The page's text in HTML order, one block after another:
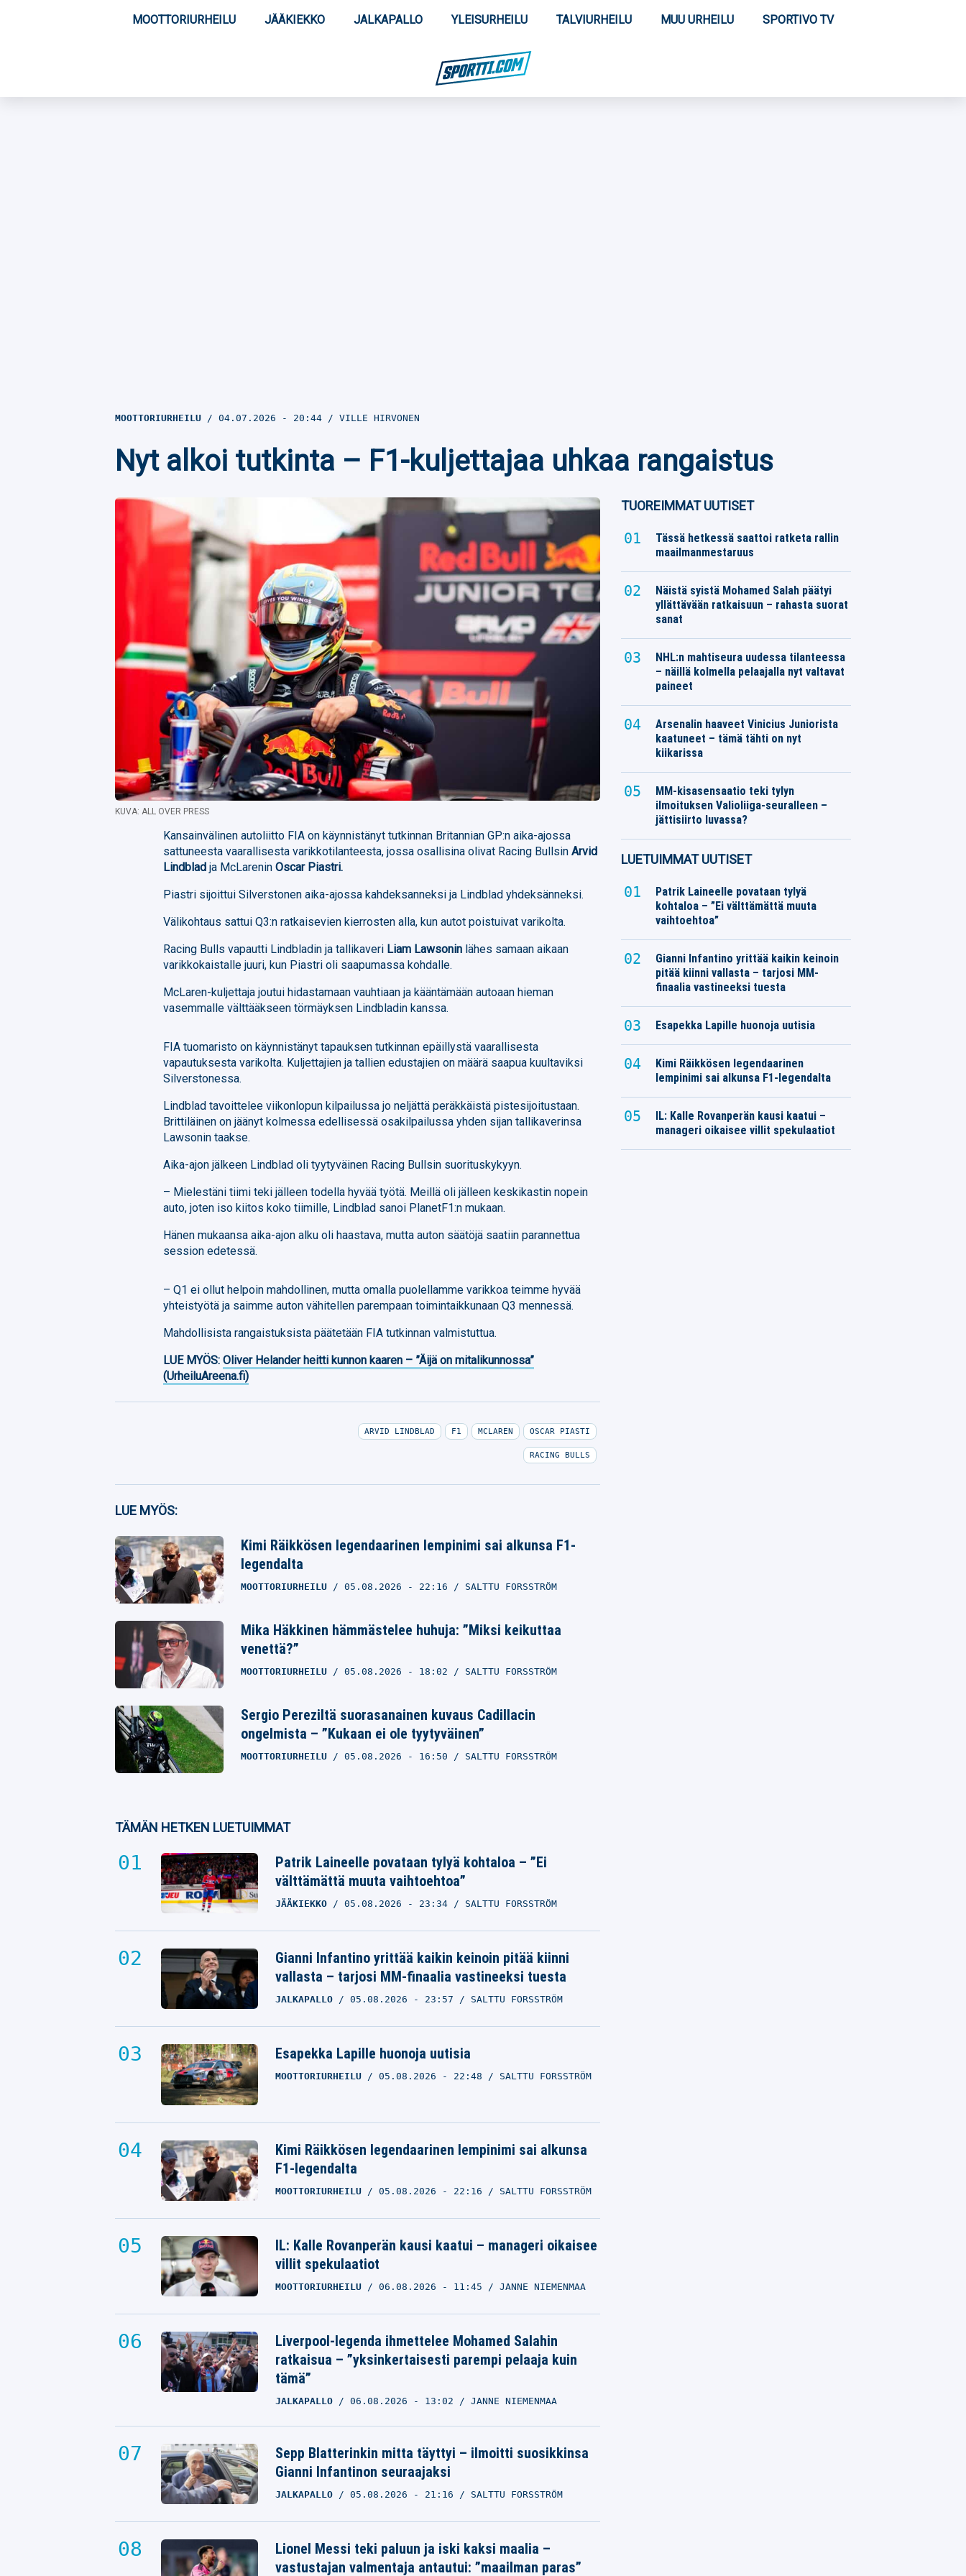
MOOTTORIURHEILU JÄÄKIEKKO JALKAPALLO YLEISURHEILU TALVIURHEILU MUU URHEILU SPORTIVO TV
MOOTTORIURHEILU 04.07.2026 - 20:44 VILLE HIRVONEN
Nyt alkoi tutkinta – F1-kuljettajaa uhkaa rangaistus
KUVA: ALL OVER PRESS
Kansainvälinen autoliitto FIA on käynnistänyt tutkinnan Britannian GP:n aika-ajossa
sattuneesta vaarallisesta varikkotilanteesta, jossa osallisina olivat Racing BullsinArvid
Lindblad ja McLareninOscar Piastri.
Piastri sijoittui Silverstonen aika-ajossa kahdeksanneksi ja Lindblad yhdeksänneksi.
Välikohtaus sattui Q3:n ratkaisevien kierrosten alla, kun autot poistuivat varikolta.
Racing Bulls vapautti Lindbladin ja tallikaveri Liam Lawsonin lähes samaan aikaan
varikkokaistalle juuri, kun Piastri oli saapumassa kohdalle.
McLaren-kuljettaja joutui hidastamaan vauhtiaan ja kääntämään autoaan hieman
vasemmalle välttääkseen törmäyksen Lindbladin kanssa.
FIA tuomaristo on käynnistänyt tapauksen tutkinnan epäillystä vaarallisesta
vapautuksesta varikolta. Kuljettajien ja tallien edustajien on määrä saapua kuultaviksi
Silverstonessa.
Lindblad tavoittelee viikonlopun kilpailussa jo neljättä peräkkäistä pistesijoitustaan.
Brittiläinen on jäänyt kolmessa edellisessä osakilpailussa yhden sijan tallikaverinsa
Lawsonin taakse.
Aika-ajon jälkeen Lindblad oli tyytyväinen Racing Bullsin suorituskykyyn.
– Mielestäni tiimi teki jälleen todella hyvää työtä. Meillä oli jälleen keskikastin nopein
auto, joten iso kiitos koko tiimille, Lindblad sanoi PlanetF1:n mukaan.
Hänen mukaansa aika-ajon alku oli haastava, mutta auton säätöjä saatiin parannettua
session edetessä.
– Q1 ei ollut helpoin mahdollinen, mutta omalla puolellamme varikkoa teimme hyvää
yhteistyötä ja saimme auton vähitellen parempaan toimintaikkunaan Q3 mennessä.
Mahdollisista rangaistuksista päätetään FIA tutkinnan valmistuttua.
LUE MYÖS:Oliver Helander heitti kunnon kaaren – ”Äijä on mitalikunnossa”
(UrheiluAreena.fi)
Whatsapp
ARVID LINDBLAD F1 MCLAREN OSCAR PIASTI
RACING BULLS
LUE MYÖS:
Kimi Räikkösen legendaarinen lempinimi sai alkunsa F1-
legendalta
MOOTTORIURHEILU 05.08.2026 - 22:16 SALTTU FORSSTRÖM
Mika Häkkinen hämmästelee huhuja: ”Miksi keikuttaa
venettä?”
MOOTTORIURHEILU 05.08.2026 - 18:02 SALTTU FORSSTRÖM
Sergio Pereziltä suorasanainen kuvaus Cadillacin
ongelmista – ”Kukaan ei ole tyytyväinen”
MOOTTORIURHEILU 05.08.2026 - 16:50 SALTTU FORSSTRÖM
TÄMÄN HETKEN LUETUIMMAT
Patrik Laineelle povataan tylyä kohtaloa – ”Ei
välttämättä muuta vaihtoehtoa”
JÄÄKIEKKO 05.08.2026 - 23:34 SALTTU FORSSTRÖM
Gianni Infantino yrittää kaikin keinoin pitää kiinni
vallasta – tarjosi MM-finaalia vastineeksi tuesta
JALKAPALLO 05.08.2026 - 23:57 SALTTU FORSSTRÖM
Esapekka Lapille huonoja uutisia
MOOTTORIURHEILU 05.08.2026 - 22:48 SALTTU FORSSTRÖM
Kimi Räikkösen legendaarinen lempinimi sai alkunsa
F1-legendalta
MOOTTORIURHEILU 05.08.2026 - 22:16 SALTTU FORSSTRÖM
IL: Kalle Rovanperän kausi kaatui – manageri oikaisee
villit spekulaatiot
MOOTTORIURHEILU 06.08.2026 - 11:45 JANNE NIEMENMAA
Liverpool-legenda ihmettelee Mohamed Salahin
ratkaisua – ”yksinkertaisesti parempi pelaaja kuin
tämä”
JALKAPALLO 06.08.2026 - 13:02 JANNE NIEMENMAA
Sepp Blatterinkin mitta täyttyi – ilmoitti suosikkinsa
Gianni Infantinon seuraajaksi
JALKAPALLO 05.08.2026 - 21:16 SALTTU FORSSTRÖM
Lionel Messi teki paluun ja iski kaksi maalia –
vastustajan valmentaja antautui: ”maailman paras”
TUOREIMMAT UUTISET
Tässä hetkessä saattoi ratketa rallin
maailmanmestaruus
Näistä syistä Mohamed Salah päätyi
yllättävään ratkaisuun – rahasta suorat
sanat
NHL:n mahtiseura uudessa tilanteessa
– näillä kolmella pelaajalla nyt valtavat
paineet
Arsenalin haaveet Vinicius Juniorista
kaatuneet – tämä tähti on nyt
kiikarissa
MM-kisasensaatio teki tylyn
ilmoituksen Valioliiga-seuralleen –
jättisiirto luvassa?
LUETUIMMAT UUTISET
Patrik Laineelle povataan tylyä
kohtaloa – ”Ei välttämättä muuta
vaihtoehtoa”
Gianni Infantino yrittää kaikin keinoin
pitää kiinni vallasta – tarjosi MM-
finaalia vastineeksi tuesta
Esapekka Lapille huonoja uutisia
Kimi Räikkösen legendaarinen
lempinimi sai alkunsa F1-legendalta
IL: Kalle Rovanperän kausi kaatui –
manageri oikaisee villit spekulaatiot